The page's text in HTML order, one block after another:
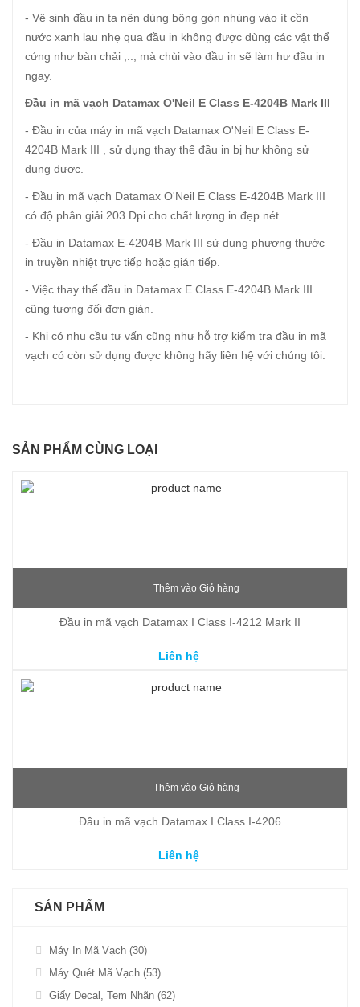
- Vệ sinh đầu in ta nên dùng bông gòn nhúng vào ít cồn
nước xanh lau nhẹ qua đầu in không được dùng các vật thể
cứng như bàn chải ,.., mà chùi vào đầu in sẽ làm hư đầu in
ngay.
Đầu in mã vạch Datamax O'Neil E Class E-4204B Mark III
- Đầu in của máy in mã vạch Datamax O'Neil E Class E-
4204B Mark III , sử dụng thay thế đầu in bị hư không sử
dụng được.
- Đầu in mã vạch Datamax O'Neil E Class E-4204B Mark III
có độ phân giải 203 Dpi cho chất lượng in đẹp nét .
- Đầu in Datamax E-4204B Mark III sử dụng phương thước
in truyền nhiệt trực tiếp hoặc gián tiếp.
- Việc thay thế đầu in Datamax E Class E-4204B Mark III
cũng tương đối đơn giản.
- Khi có nhu cầu tư vấn cũng như hỗ trợ kiểm tra đầu in mã
vạch có còn sử dụng được không hãy liên hệ với chúng tôi.
SẢN PHẨM CÙNG LOẠI
Thêm vào Giỏ hàng
Đầu in mã vạch Datamax I Class I-4212 Mark II
Liên hệ
Thêm vào Giỏ hàng
Đầu in mã vạch Datamax I Class I-4206
Liên hệ
SẢN PHẨM
Máy In Mã Vạch (30)
Máy Quét Mã Vạch (53)
Giấy Decal, Tem Nhãn (62)